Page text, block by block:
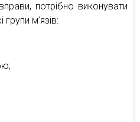
потрібно виконувати
м’язів: